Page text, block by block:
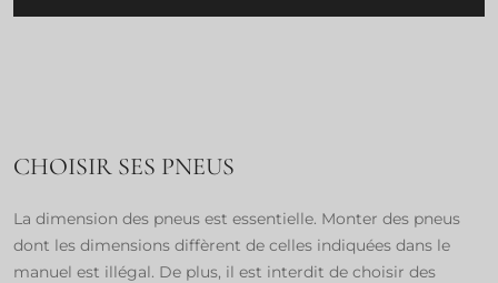
CHOISIR SES PNEUS
La dimension des pneus est essentielle. Monter des pneus
dont les dimensions diffèrent de celles indiquées dans le
manuel est illégal. De plus, il est interdit de choisir des